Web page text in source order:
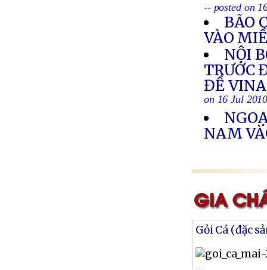
-- posted on
BÃO
VÀO
NỘI
TRƯỚC
ĐỀ
on 16 Jul
NAM
Gỏi Cá (đặc